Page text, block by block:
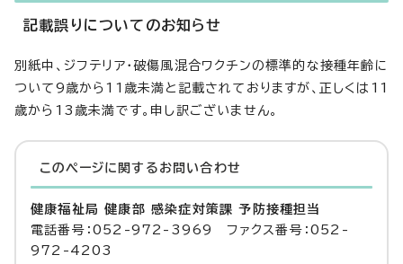
記載誤りについてのお知らせ
別紙中、ジフテリア・破傷風混合ワクチンの標準的な接種年齢に
ついて9歳から11歳未満と記載されておりますが、正しくは11
歳から13歳未満です。申し訳ございません。
このページに関する お問い合わせ
健康福祉局 健康部 感染症対策課 予防接種担当
電話番号：052-972-3969 ファクス番号：052-
972-4203